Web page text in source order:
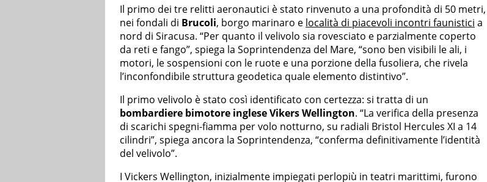
Il primo dei tre relitti aeronautici è stato rinvenuto a una profondità di 50 metri,
nei fondali di Brucoli, borgo marinaro e località di piacevoli incontri faunistici a
nord di Siracusa. “Per quanto il velivolo sia rovesciato e parzialmente coperto
da reti e fango”, spiega la Soprintendenza del Mare, “sono ben visibili le ali, i
motori, le sospensioni con le ruote e una porzione della fusoliera, che rivela
l’inconfondibile struttura geodetica quale elemento distintivo”.
Il primo velivolo è stato così identificato con certezza: si tratta di un
bombardiere bimotore inglese Vikers Wellington. “La verifica della presenza
di scarichi spegni-fiamma per volo notturno, su radiali Bristol Hercules XI a 14
cilindri”, spiega ancora la Soprintendenza, “conferma definitivamente l’identità
del velivolo”.
I Vickers Wellington, inizialmente impiegati perlopiù in teatri marittimi, furono